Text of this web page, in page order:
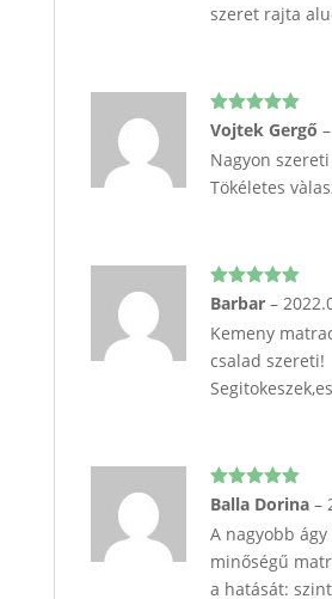
szeret rajta
Értékelés:
/ 5
Vojtek Gergő –
Nagyon
Tökéletes
Értékelés:
Barbar –
Kemeny
csalad szereti!
Értékelés:
Balla Dorina –
A nagyobb ágy
minőségű
a hatását: